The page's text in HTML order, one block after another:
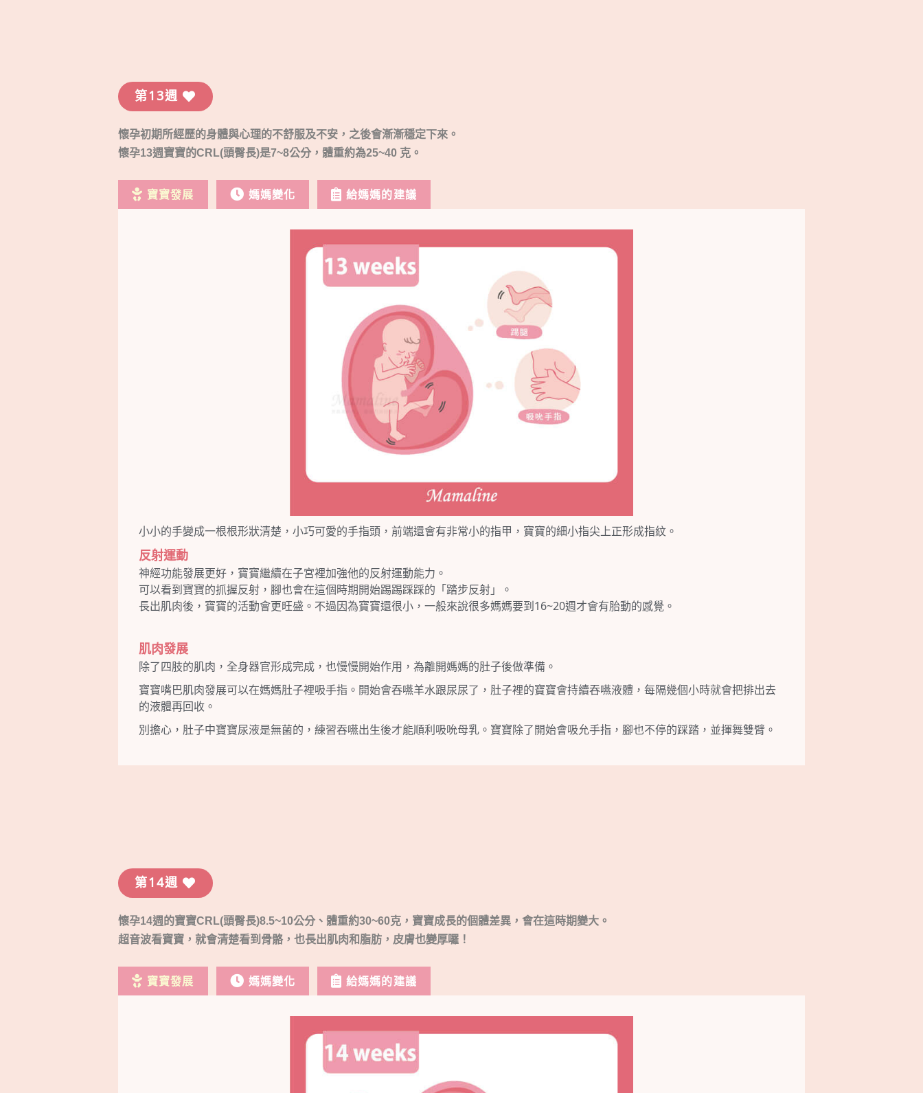
第13週
懷孕初期所經歷的身體與心理的不舒服及不安，之後會漸漸穩定下來。
懷孕13週寶寶的CRL(頭臀長)是7~8公分，體重約為25~40 克。
寶寶發展 媽媽變化 給媽媽的建議
小小的手變成一根根形狀清楚，小巧可愛的手指頭，前端還會有非常小的指甲，寶寶的細小指尖上正形成指紋。
反射運動
神經功能發展更好，寶寶繼續在子宮裡加強他的反射運動能力。
可以看到寶寶的抓握反射，腳也會在這個時期開始踢踢踩踩的「踏步反射」。
長出肌肉後，寶寶的活動會更旺盛。不過因為寶寶還很小，一般來說很多媽媽要到16~20週才會有胎動的感覺。
肌肉發展
除了四肢的肌肉，全身器官形成完成，也慢慢開始作用，為離開媽媽的肚子後做準備。
寶寶嘴巴肌肉發展可以在媽媽肚子裡吸手指。開始會吞嚥羊水跟尿尿了，肚子裡的寶寶會持續吞嚥液體，每隔幾個小時就會把排出去
的液體再回收。
別擔心，肚子中寶寶尿液是無菌的，練習吞嚥出生後才能順利吸吮母乳。寶寶除了開始會吸允手指，腳也不停的踩踏，並揮舞雙臂。
第14週
懷孕14週的寶寶CRL(頭臀長)8.5~10公分、體重約30~60克，寶寶成長的個體差異，會在這時期變大。
超音波看寶寶，就會清楚看到骨骼，也長出肌肉和脂肪，皮膚也變厚囉！
寶寶發展 媽媽變化 給媽媽的建議